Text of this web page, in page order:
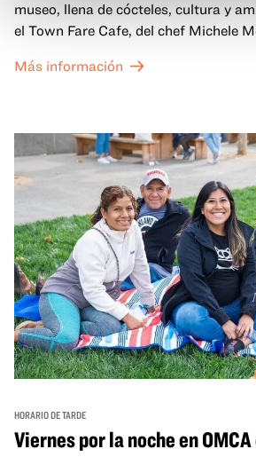
museo, llena de cócteles, cultura y
el Town Fare Cafe, del chef Michele
fondo, o explora las galerías, que
adultos!
Más información
HORARIO DE TARDE
Viernes por la noche en